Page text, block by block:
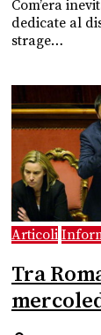
Com’era
dedicate al
strage…
Articoli
Tra